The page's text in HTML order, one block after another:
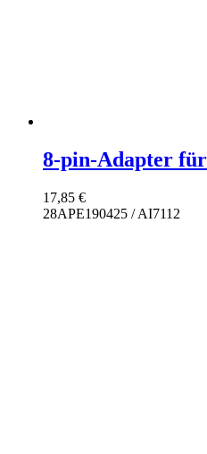
8-pin-Adapter
17,85 €
28APE190425 / AI7112